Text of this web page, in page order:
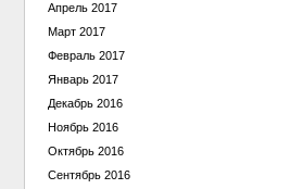
Апрель 2017
Март 2017
Февраль 2017
Январь 2017
Декабрь 2016
Ноябрь 2016
Октябрь 2016
Сентябрь 2016